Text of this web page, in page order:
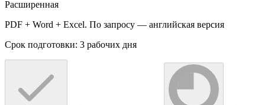
Расширенная
PDF + Word + Excel. По запросу — английская версия
Срок подготовки: 3 рабочих дня